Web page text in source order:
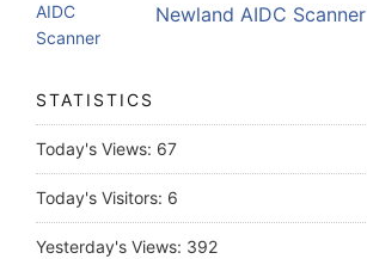
Newland AIDC Scanner
STATISTICS
Today's Views: 67
Today's Visitors: 6
Yesterday's Views: 392